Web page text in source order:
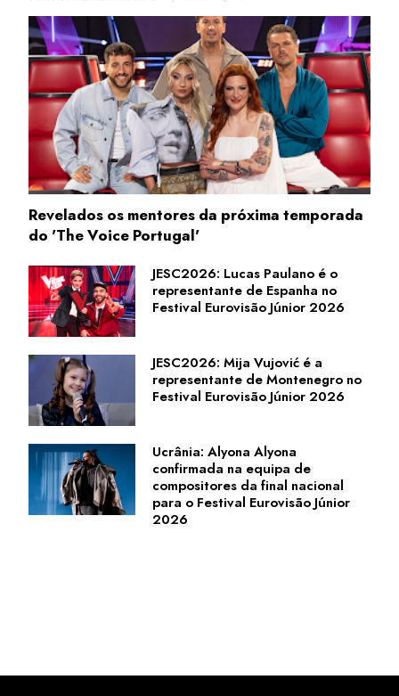
Revelados os mentores da próxima temporada
do 'The Voice Portugal'
JESC2026: Lucas Paulano é o
representante de Espanha no
Festival Eurovisão Júnior 2026
JESC2026: Mija Vujović é a
representante de Montenegro no
Festival Eurovisão Júnior 2026
Ucrânia: Alyona Alyona
confirmada na equipa de
compositores da final nacional
para o Festival Eurovisão Júnior
2026